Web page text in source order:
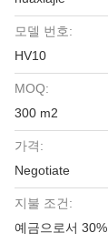
모델 번호:
HV10
MOQ:
300 m2
가격:
Negotiate
지불 조건:
예금으로서